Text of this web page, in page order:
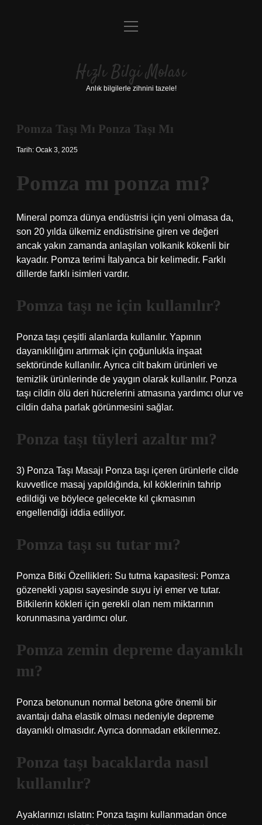
Anasayfa
Yasal Uyarı
menüyü
Hızlı Bilgi Molası
Anlık bilgilerle zihnini tazele!
Pomza Taşı Mı Ponza Taşı Mı
Tarih: Ocak 3, 2025
Pomza mı ponza mı?
Mineral pomza dünya endüstrisi için yeni olmasa da,
son 20 yılda ülkemiz endüstrisine giren ve değeri
ancak yakın zamanda anlaşılan volkanik kökenli bir
kayadır. Pomza terimi İtalyanca bir kelimedir. Farklı
dillerde farklı isimleri vardır.
Pomza taşı ne için kullanılır?
Ponza taşı çeşitli alanlarda kullanılır. Yapının
dayanıklılığını artırmak için çoğunlukla inşaat
sektöründe kullanılır. Ayrıca cilt bakım ürünleri ve
temizlik ürünlerinde de yaygın olarak kullanılır. Ponza
taşı cildin ölü deri hücrelerini atmasına yardımcı olur ve
cildin daha parlak görünmesini sağlar.
Ponza taşı tüyleri azaltır mı?
3) Ponza Taşı Masajı Ponza taşı içeren ürünlerle cilde
kuvvetlice masaj yapıldığında, kıl köklerinin tahrip
edildiği ve böylece gelecekte kıl çıkmasının
engellendiği iddia ediliyor.
Pomza taşı su tutar mı?
Pomza Bitki Özellikleri: Su tutma kapasitesi: Pomza
gözenekli yapısı sayesinde suyu iyi emer ve tutar.
Bitkilerin kökleri için gerekli olan nem miktarının
korunmasına yardımcı olur.
Pomza zemin depreme dayanıklı
mı?
Ponza betonunun normal betona göre önemli bir
avantajı daha elastik olması nedeniyle depreme
dayanıklı olmasıdır. Ayrıca donmadan etkilenmez.
Ponza taşı bacaklarda nasıl
kullanılır?
Ayaklarınızı ıslatın: Ponza taşını kullanmadan önce